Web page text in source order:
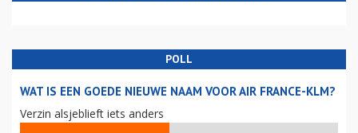
POLL
WAT IS EEN GOEDE NIEUWE NAAM VOOR AIR FRANCE-KLM?
Verzin alsjeblieft iets anders